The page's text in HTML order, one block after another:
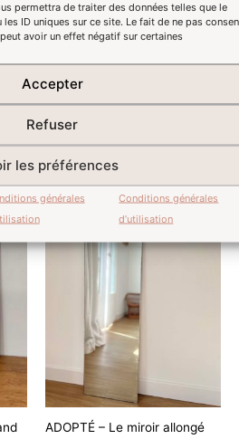
permettra de traiter des données telles que le
ID uniques sur ce site. Le fait de ne pas
avoir un effet négatif sur certaines
Accepter
Refuser
les préférences
générales
Conditions générales
d’utilisation
ailleurs, merci de me contacter
contact » en mentionnant votre
puisse vous être communiqué.
ADOPTÉ – Le miroir allongé